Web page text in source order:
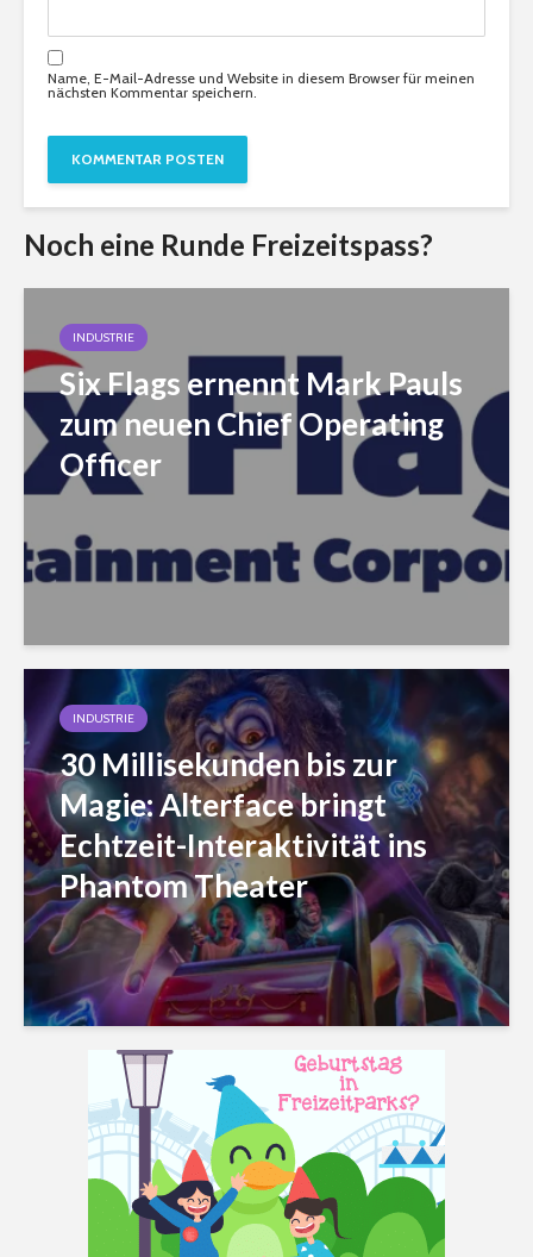
Name, E-Mail-Adresse und Website in diesem Browser für meinen
nächsten Kommentar speichern.
Noch eine Runde Freizeitspass?
INDUSTRIE
Six Flags ernennt Mark Pauls
zum neuen Chief Operating
Officer
INDUSTRIE
30 Millisekunden bis zur
Magie: Alterface bringt
Echtzeit-Interaktivität ins
Phantom Theater